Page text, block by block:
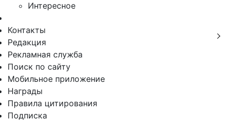
Интересное
Контакты
Редакция
Рекламная служба
Поиск по сайту
Мобильное приложение
Награды
Правила цитирования
Подписка